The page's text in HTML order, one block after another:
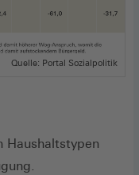
Quelle: Portal Sozialpolitik
Haushaltstypen